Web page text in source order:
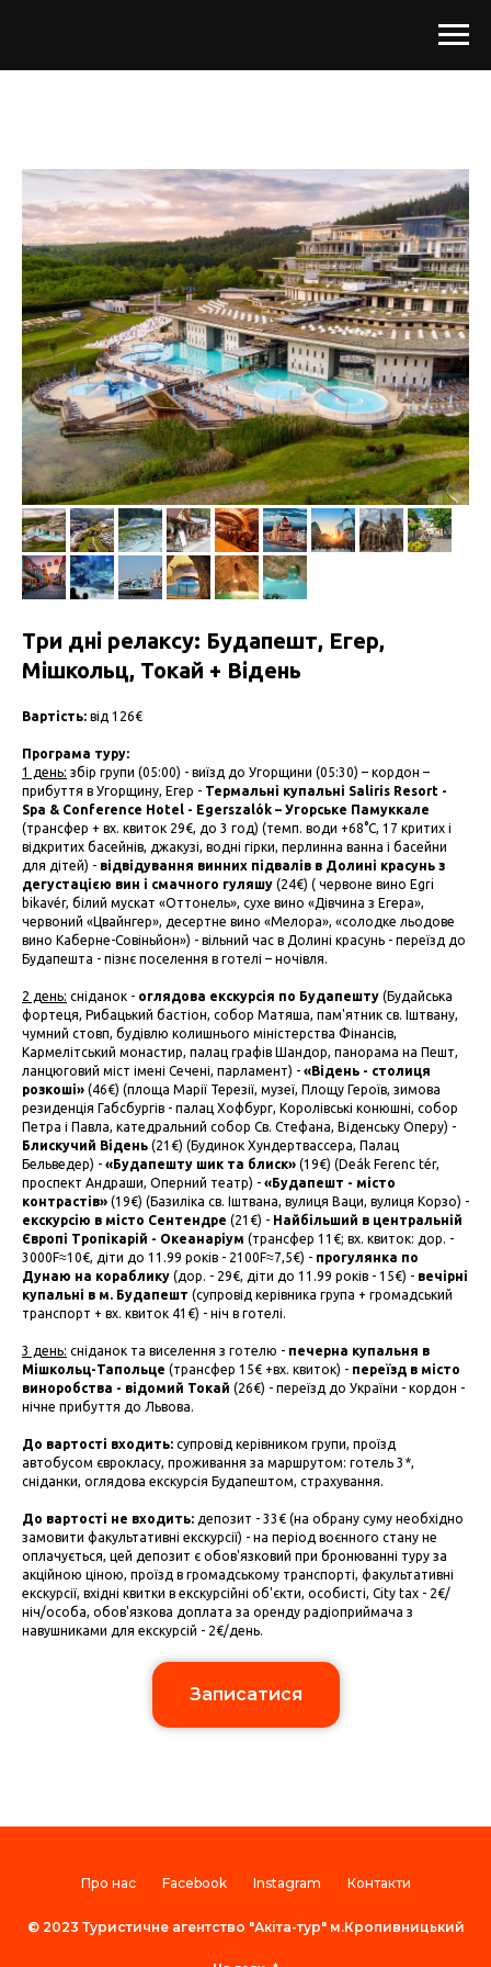
Три дні релаксу: Будапешт, Егер,
Мішкольц, Токай + Відень
Вартість: від 126€
Програма туру:
1 день: збір групи (05:00) - виїзд до Угорщини (05:30) – кордон –
прибуття в Угорщину, Егер - Термальні купальні Saliris Resort -
Spa & Conference Hotel - Egerszalók – Угорське Памуккале
(трансфер + вх. квиток 29€, до 3 год) (темп. води +68°C, 17 критих і
відкритих басейнів, джакузі, водні гірки, перлинна ванна і басейни
для дітей) - відвідування винних підвалів в Долині красунь з
дегустацією вин і смачного гуляшу (24€) ( червоне вино Egri
bikavér, білий мускат «Оттонель», сухе вино «Дівчина з Егера»,
червоний «Цвайнгер», десертне вино «Мелора», «солодке льодове
вино Каберне-Совіньйон») - вільний час в Долині красунь - переїзд до
Будапешта - пізнє поселення в готелі – ночівля.
2 день: сніданок - оглядова екскурсія по Будапешту (Будайська
фортеця, Рибацький бастіон, собор Матяша, пам'ятник св. Іштвану,
чумний стовп, будівлю колишнього міністерства Фінансів,
Кармелітський монастир, палац графів Шандор, панорама на Пешт,
ланцюговий міст імені Сечені, парламент) - «Відень - столиця
розкоші» (46€) (площа Марії Терезії, музеї, Площу Героїв, зимова
резиденція Габсбургів - палац Хофбург, Королівські конюшні, собор
Петра і Павла, катедральний собор Св. Стефана, Віденську Оперу) -
Блискучий Відень (21€) (Будинок Хундертвассера, Палац
Бельведер) - «Будапешту шик та блиск» (19€) (Deák Ferenc tér,
проспект Андраши, Оперний театр) - «Будапешт - місто
контрастів» (19€) (Базиліка св. Іштвана, вулиця Ваци, вулиця Корзо) -
екскурсію в місто Сентендре (21€) - Найбільший в центральній
Європі Тропікарій - Океанаріум (трансфер 11€; вх. квиток: дор. -
3000F≈10€, діти до 11.99 років - 2100F≈7,5€) - прогулянка по
Дунаю на кораблику (дор. - 29€, діти до 11.99 років - 15€) - вечірні
купальні в м. Будапешт (супровід керівника група + громадський
транспорт + вх. квиток 41€) - ніч в готелі.
3 день: сніданок та виселення з готелю - печерна купальня в
Мішкольц-Тапольце (трансфер 15€ +вх. квиток) - переїзд в місто
виноробства - відомий Токай (26€) - переїзд до України - кордон -
нічне прибуття до Львова.
До вартості входить: супровід керівником групи, проїзд
автобусом єврокласу, проживання за маршрутом: готель 3*,
сніданки, оглядова екскурсія Будапештом, страхування.
До вартості не входить: депозит - 33€ (на обрану суму необхідно
замовити факультативні екскурсії) - на період воєнного стану не
оплачується, цей депозит є обов'язковий при бронюванні туру за
акційною ціною, проїзд в громадському транспорті, факультативні
екскурсії, вхідні квитки в екскурсійні об'єкти, особисті, City tax - 2€/
ніч/особа, обов'язкова доплата за оренду радіоприймача з
навушниками для екскурсій - 2€/день.
Записатися
Про нас Facebook Instagram Контакти
© 2023 Туристичне агентство "Акіта-тур" м.Кропивницький